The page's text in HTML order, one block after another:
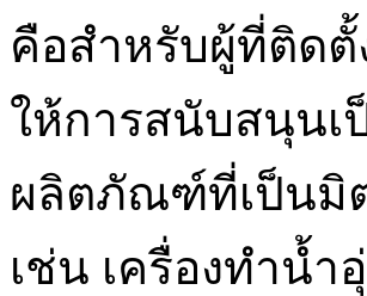
คือสำหรับผู้ที่ติดตั้
ให้การสนับสนุนเ
ผลิตภัณฑ์ที่เป็นมิ
เช่น เครื่องทำน้